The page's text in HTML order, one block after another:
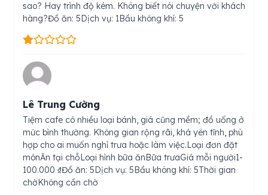
sao? Hay trình độ kém. Không biết nói chuyện với khách
hàng?Đồ ăn: 5Dịch vụ: 1Bầu không khí: 5
Lê Trung Cường
Tiệm cafe có nhiều loại bánh, giá cũng mềm; đồ uống ở
mức bình thường. Không gian rộng rãi, khá yên tĩnh, phù
hợp cho ai muốn nghỉ trưa hoặc làm việc.Loại đơn đặt
mónĂn tại chỗLoại hình bữa ănBữa trưaGiá mỗi người1-
100.000 ₫Đồ ăn: 5Dịch vụ: 5Bầu không khí: 5Thời gian
chờKhông cần chờ